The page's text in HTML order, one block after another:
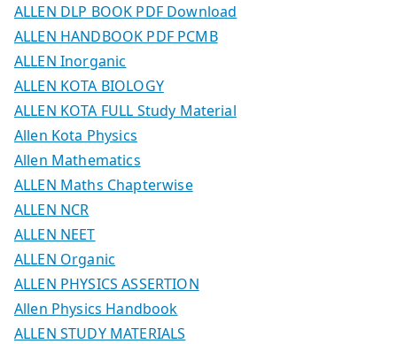
ALLEN DLP BOOK PDF Download
ALLEN HANDBOOK PDF PCMB
ALLEN Inorganic
ALLEN KOTA BIOLOGY
ALLEN KOTA FULL Study Material
Allen Kota Physics
Allen Mathematics
ALLEN Maths Chapterwise
ALLEN NCR
ALLEN NEET
ALLEN Organic
ALLEN PHYSICS ASSERTION
Allen Physics Handbook
ALLEN STUDY MATERIALS